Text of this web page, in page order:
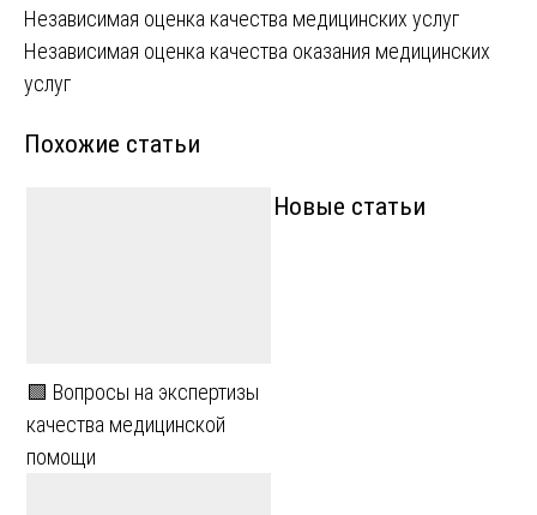
Навигация
по
Независимая оценка качества медицинских услуг
Независимая оценка качества оказания медицинских
услуг
Похожие статьи
🟩 Вопросы на экспертизы
качества медицинской
помощи
Новые статьи